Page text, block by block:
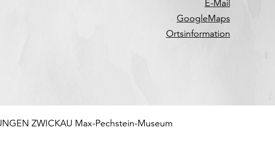
E-Mail
GoogleMaps
Ortsinformation
ZWICKAU Max-Pechstein-Museum